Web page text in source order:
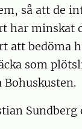
så att de
har minskat
att bedöma
som
Sundberg